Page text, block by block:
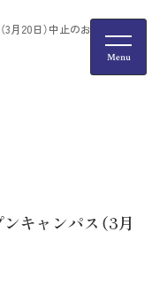
月20日）中止のお知らせ
キャンパス（3月